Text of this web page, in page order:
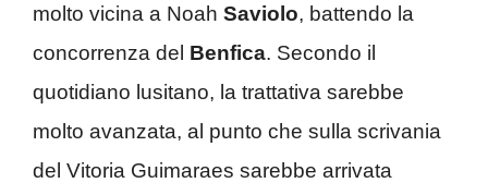
molto vicina a Noah Saviolo, battendo la
concorrenza del Benfica. Secondo il
quotidiano lusitano, la trattativa sarebbe
molto avanzata, al punto che sulla scrivania
del Vitoria Guimaraes sarebbe arrivata